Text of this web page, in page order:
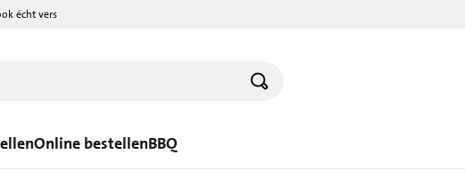
écht vers
Online bestellenBBQ